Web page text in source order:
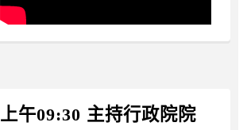
上午09:30 主持行政院院